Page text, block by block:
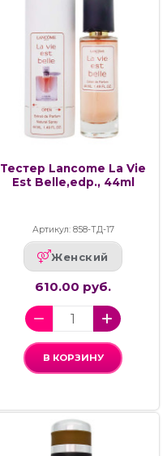
Тестер Lancome La Vie
Est Belle,edp., 44ml
Артикул: 858-ТД-17
Женский
610.00 руб.
В КОРЗИНУ